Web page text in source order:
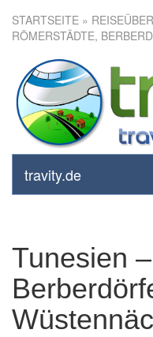
STARTSEITE »
RÖMERSTÄDTE,
travity.de
Tunesien